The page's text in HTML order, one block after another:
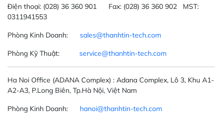
Điện thoại: (028) 36 360 901 Fax: (028) 36 360 902 MST:
0311941553
Phòng Kinh Doanh: sales@thanhtin-tech.com
Phòng Kỹ Thuật: service@thanhtin-tech.com
Ha Noi Office (ADANA Complex) : Adana Complex, Lô 3, Khu A1-
A2-A3, P.Long Biên, Tp.Hà Nội, Việt Nam
Phòng Kinh Doanh: hanoi@thanhtin-tech.com